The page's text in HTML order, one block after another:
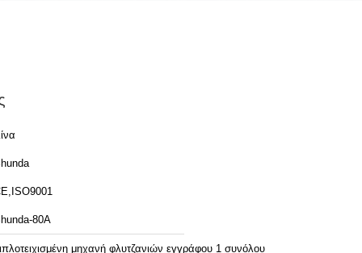
80A
μηχανή φλυτζανιών εγγράφου 1 συνόλου